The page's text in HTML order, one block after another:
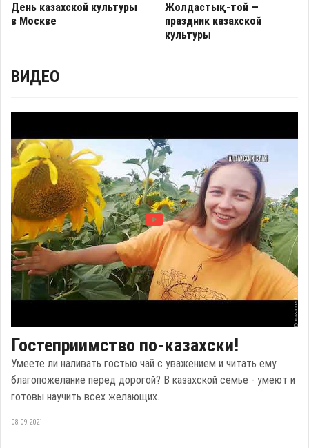
День казахской культуры
в Москве
Жолдастық-той —
праздник казахской
культуры
ВИДЕО
Гостеприимство по-казахски!
Умеете ли наливать гостью чай с уважением и читать ему
благопожелание перед дорогой? В казахской семье - умеют и
готовы научить всех желающих.
08.09.2021